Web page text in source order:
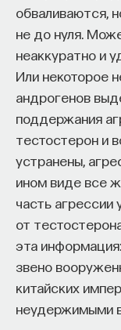
обваливаются,
не до нуля.
неаккуратно и
Или некоторое
андрогенов
поддержания
тестостерон и
устранены,
ином виде все
часть агрессии
от
эта
звено
китайских
неудержимыми